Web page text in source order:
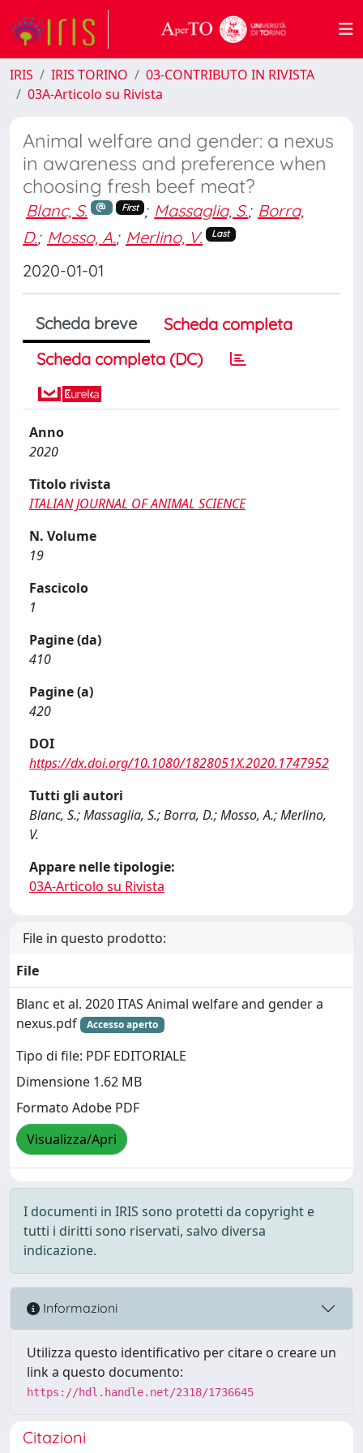
IRIS IRIS TORINO
03-CONTRIBUTO IN RIVISTA
03A-Articolo su Rivista
Animal welfare and gender: a nexus
in awareness and preference when
choosing fresh beef meat?
Blanc, S. First ; Massaglia, S.; Borra,
D.; Mosso, A.; Merlino, V. Last
2020-01-01
Scheda breve
Scheda completa
Scheda completa (DC)
Anno
2020
Titolo rivista
ITALIAN JOURNAL OF ANIMAL SCIENCE
N. Volume
19
Fascicolo
1
Pagine (da)
410
Pagine (a)
420
DOI
https://dx.doi.org/10.1080/1828051X.2020.1747952
Tutti gli autori
Blanc, S.; Massaglia, S.; Borra, D.; Mosso, A.; Merlino,
V.
Appare nelle tipologie:
03A-Articolo su Rivista
File in questo prodotto:
File
Blanc et al. 2020 ITAS Animal welfare and gender a
nexus.pdf
Accesso aperto
Tipo di file: PDF EDITORIALE
Dimensione 1.62 MB
Formato Adobe PDF
Visualizza/Apri
I documenti in IRIS sono protetti da copyright e
tutti i diritti sono riservati, salvo diversa
indicazione.
Informazioni
Utilizza questo identificativo per citare o creare un
link a questo documento:
https://hdl.handle.net/2318/1736645
Citazioni